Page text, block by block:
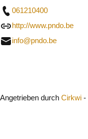
061210400
http://www.pndo.be
info@pndo.be
Angetrieben durch Cirkwi -